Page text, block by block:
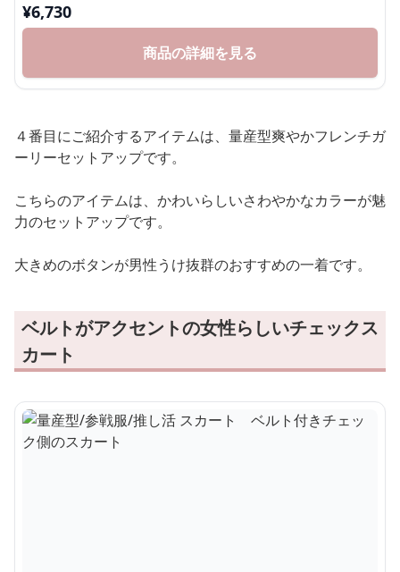
¥6,730
商品の詳細を見る
４番目にご紹介するアイテムは、量産型爽やかフレンチガ
ーリーセットアップです。
こちらのアイテムは、かわいらしいさわやかなカラーが魅
力のセットアップです。
大きめのボタンが男性うけ抜群のおすすめの一着です。
ベルトがアクセントの女性らしいチェックス
カート